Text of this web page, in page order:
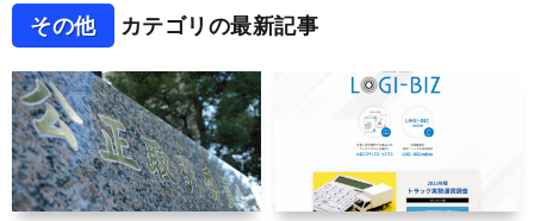
その他 カテゴリの最新記事